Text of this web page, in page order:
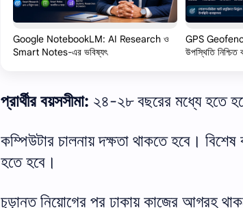
Google NotebookLM: AI Research ও
Smart Notes-এর ভবিষ্যৎ
GPS
উপস্থিতি নিশ্চিত
প্রার্থীর বয়সসীমা: ২৪-২৮ বছরের মধ্যে হতে
কম্পিউটার চালনায় দক্ষতা থাকতে হবে।
হতে হবে।
চূড়ান্ত নিয়োগের পর ঢাকায় কাজের আগ্রহ